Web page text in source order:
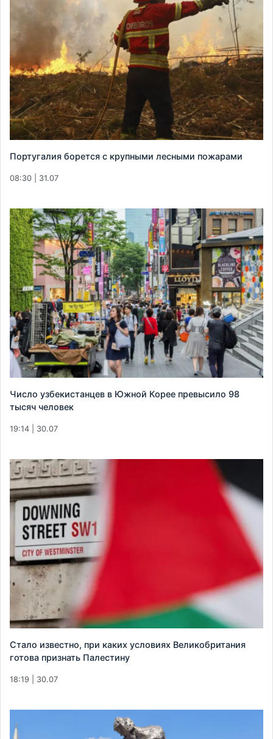
Португалия борется с крупными лесными пожарами
08:30 | 31.07
Число узбекистанцев в Южной Корее превысило 98
тысяч человек
19:14 | 30.07
Стало известно, при каких условиях Великобритания
готова признать Палестину
18:19 | 30.07